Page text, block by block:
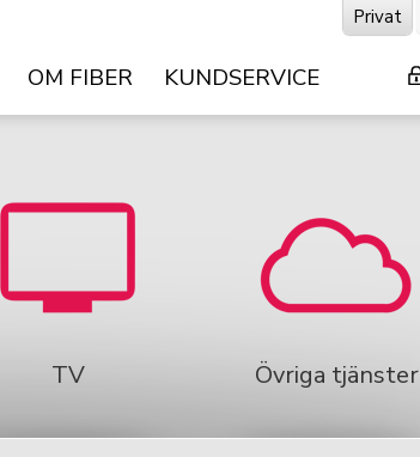
OM FIBER KUNDSERVICE
Privat
TV Övriga tjänster